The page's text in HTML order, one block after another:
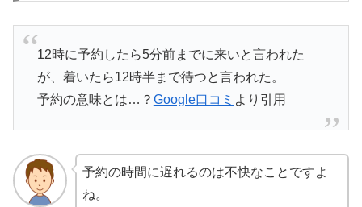
12時に予約したら5分前までに来いと言われた
が、着いたら12時半まで待つと言われた。
予約の意味とは…？ Google口コミ より引用
予約の時間に遅れるのは不快なことですよ
ね。